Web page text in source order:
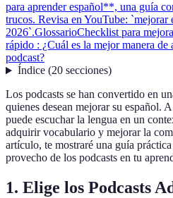
para aprender español**, una guía
trucos. Revisa en YouTube: `mejorar
2026`.GlossarioChecklist para
rápido : ¿Cuál es la mejor manera
podcast?
Índice(20 secciones)
Los podcasts se han convertido en
quienes desean mejorar su español.
puede escuchar la lengua en un
adquirir vocabulario y mejorar la
artículo, te mostraré una guía
provecho de los podcasts en tu
1. Elige los Podcasts